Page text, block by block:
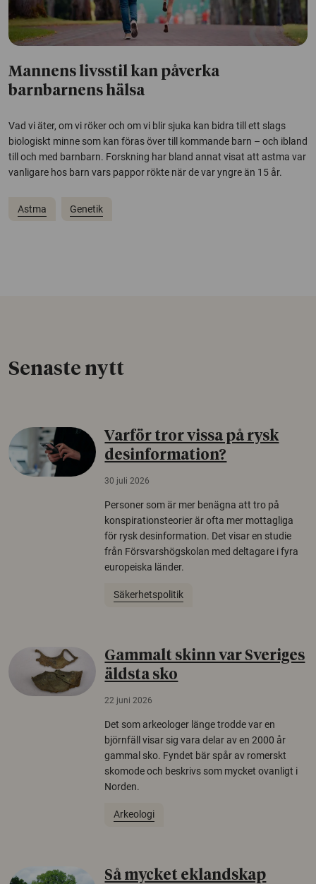
Mannens livsstil kan påverka
barnbarnens hälsa
Vad vi äter, om vi röker och om vi blir sjuka kan bidra till ett slags
biologiskt minne som kan föras över till kommande barn – och ibland
till och med barnbarn. Forskning har bland annat visat att astma var
vanligare hos barn vars pappor rökte när de var yngre än 15 år.
Astma Genetik
Senaste nytt
Varför tror vissa på rysk
desinformation?
30 juli 2026
Personer som är mer benägna att tro på
konspirationsteorier är ofta mer mottagliga
för rysk desinformation. Det visar en studie
från Försvarshögskolan med deltagare i fyra
europeiska länder.
Säkerhetspolitik
Gammalt skinn var Sveriges
äldsta sko
22 juni 2026
Det som arkeologer länge trodde var en
björnfäll visar sig vara delar av en 2000 år
gammal sko. Fyndet bär spår av romerskt
skomode och beskrivs som mycket ovanligt i
Norden.
Arkeologi
Så mycket eklandskap